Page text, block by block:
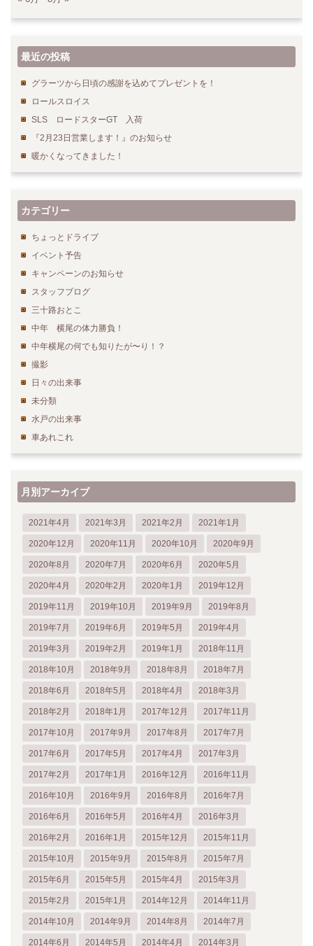
最近の投稿
グラーツから日頃の感謝を込めてプレゼントを！
ロールスロイス
SLS ロードスターGT 入荷
『2月23日営業します！』のお知らせ
暖かくなってきました！
カテゴリー
ちょっとドライブ
イベント予告
キャンペーンのお知らせ
スタッフブログ
三十路おとこ
中年 横尾の体力勝負！
中年横尾の何でも知りたが〜り！？
撮影
日々の出来事
未分類
水戸の出来事
車あれこれ
月別アーカイブ
2021年4月 2021年3月 2021年2月 2021年1月
2020年12月 2020年11月 2020年10月 2020年9月
2020年8月 2020年7月 2020年6月 2020年5月
2020年4月 2020年2月 2020年1月 2019年12月
2019年11月 2019年10月 2019年9月 2019年8月
2019年7月 2019年6月 2019年5月 2019年4月
2019年3月 2019年2月 2019年1月 2018年11月
2018年10月 2018年9月 2018年8月 2018年7月
2018年6月 2018年5月 2018年4月 2018年3月
2018年2月 2018年1月 2017年12月 2017年11月
2017年10月 2017年9月 2017年8月 2017年7月
2017年6月 2017年5月 2017年4月 2017年3月
2017年2月 2017年1月 2016年12月 2016年11月
2016年10月 2016年9月 2016年8月 2016年7月
2016年6月 2016年5月 2016年4月 2016年3月
2016年2月 2016年1月 2015年12月 2015年11月
2015年10月 2015年9月 2015年8月 2015年7月
2015年6月 2015年5月 2015年4月 2015年3月
2015年2月 2015年1月 2014年12月 2014年11月
2014年10月 2014年9月 2014年8月 2014年7月
2014年6月 2014年5月 2014年4月 2014年3月